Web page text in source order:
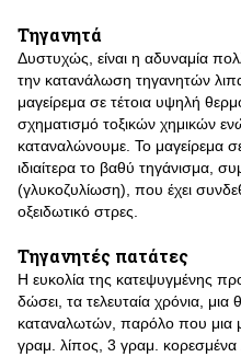
Τηγανητά
Δυστυχώς, είναι η αδυναμία
την κατανάλωση τηγανητών
μαγείρεμα σε τέτοια υψηλή
σχηματισμό τοξικών χημικών
καταναλώνουμε. Το μαγείρεμα
ιδιαίτερα το βαθύ τηγάνισμα,
(γλυκοζυλίωση), που έχει
οξειδωτικό στρες.
Τηγανητές πατάτες
Η ευκολία της κατεψυγμένης
δώσει, τα τελευταία χρόνια,
καταναλωτών, παρόλο που μια
γραμ. λίπος, 3 γραμ.